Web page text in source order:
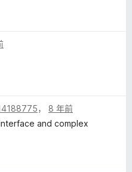
， 8 年前
and complex